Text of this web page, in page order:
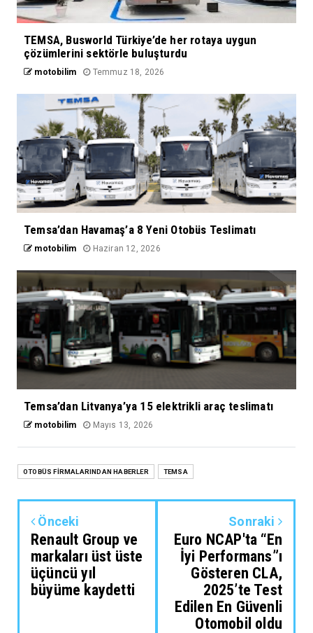
TEMSA, Busworld Türkiye’de her rotaya uygun
çözümlerini sektörle buluşturdu
motobilim Temmuz 18, 2026
Temsa’dan Havamaş’a 8 Yeni Otobüs Teslimatı
motobilim Haziran 12, 2026
Temsa’dan Litvanya’ya 15 elektrikli araç teslimatı
motobilim Mayıs 13, 2026
OTOBÜS FİRMALARINDAN HABERLER TEMSA
Önceki
Renault Group ve
markaları üst üste
üçüncü yıl
büyüme kaydetti
Sonraki
Euro NCAP'ta “En
İyi Performans”ı
Gösteren CLA,
2025’te Test
Edilen En Güvenli
Otomobil oldu